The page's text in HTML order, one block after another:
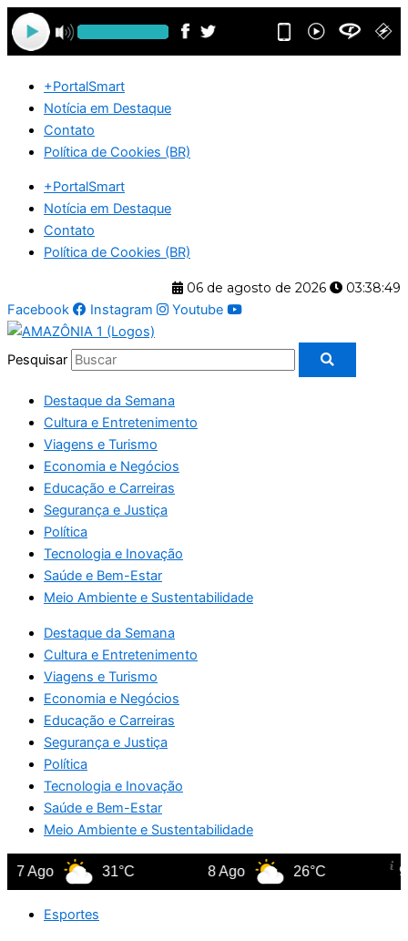
Ir
para
o
+PortalSmart
Notícia em Destaque
Contato
Política de Cookies (BR)
+PortalSmart
Notícia em Destaque
Contato
Política de Cookies (BR)
06 de agosto de 2026
03:38:50
Facebook
Instagram Youtube
Pesquisar
Destaque da Semana
Cultura e Entretenimento
Viagens e Turismo
Economia e Negócios
Educação e Carreiras
Segurança e Justiça
Política
Tecnologia e Inovação
Saúde e Bem-Estar
Meio Ambiente e Sustentabilidade
Destaque da Semana
Cultura e Entretenimento
Viagens e Turismo
Economia e Negócios
Educação e Carreiras
Segurança e Justiça
Política
Tecnologia e Inovação
Saúde e Bem-Estar
Meio Ambiente e Sustentabilidade
Ago 31°C 8 Ago 26°C 9
Esportes